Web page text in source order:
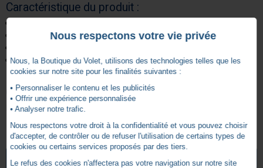
Caractéristique du produit :
50 mm de large
Couleur gris
Comptabilité :
Il est compatible avec toutes les gammes Axovia Multipro.
Garantie
DOCUMENTATION AXOVIA MULTIPRO 3S IO
VOIR TOUS LES ARTICLES SOMFY
Nous respectons votre vie privée
Nous, la Boutique du Volet, utilisons des technologies telles que les
cookies sur notre site pour les finalités suivantes :
• Personnaliser le contenu et les publicités
• Offrir une expérience personnalisée
• Analyser notre trafic.
Nous respectons votre droit à la confidentialité et vous pouvez choisir
d'accepter, de contrôler ou de refuser l'utilisation de certains types de
cookies ou certains services proposés par des tiers.
Le refus des cookies n'affectera pas votre navigation sur notre site